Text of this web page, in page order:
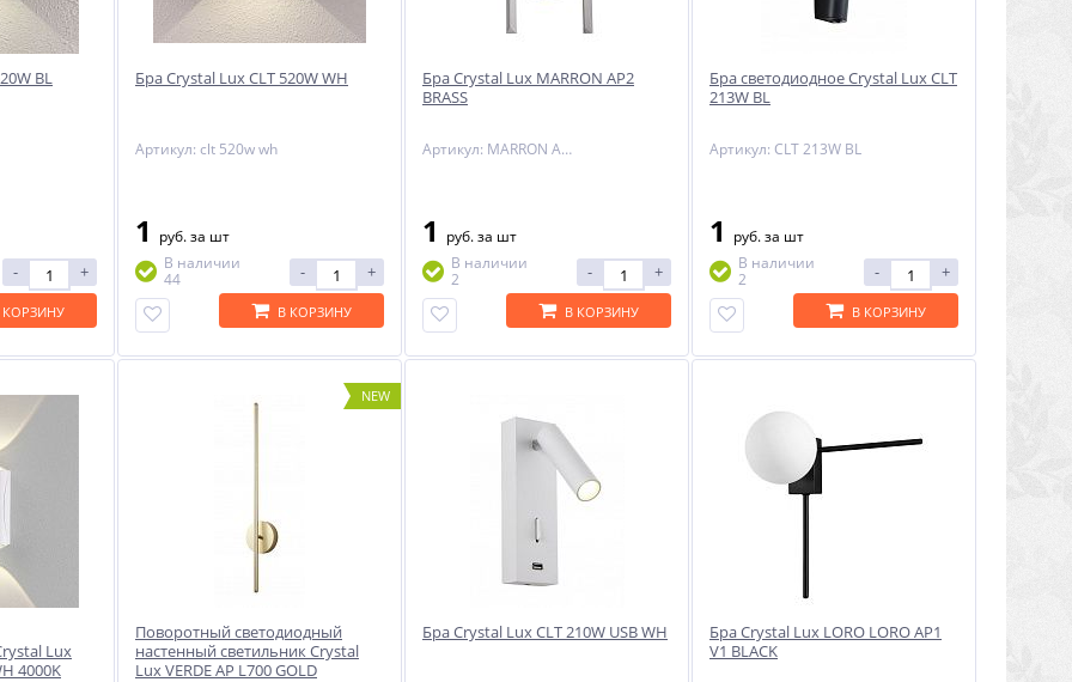
-29%
BL
- +
КОРЗИНУ
Бра Crystal Lux CLT 520W WH
Артикул: clt 520w wh
1 руб.за шт
В наличии
44
- +
В КОРЗИНУ
Бра Crystal Lux MARRON AP2
BRASS
Артикул: MARRON AP2 BRASS
1 руб.за шт
В наличии
2
- +
В КОРЗИНУ
Бра светодиодное Crystal Lux CLT
213W BL
Артикул: CLT 213W BL
1 руб.за шт
В наличии
2
- +
В КОРЗИНУ
Lux
4000K
NEW
Поворотный светодиодный
настенный светильник Crystal
Lux VERDE AP L700 GOLD
Бра Crystal Lux CLT 210W USB WH
Бра Crystal Lux LORO LORO AP1
V1 BLACK